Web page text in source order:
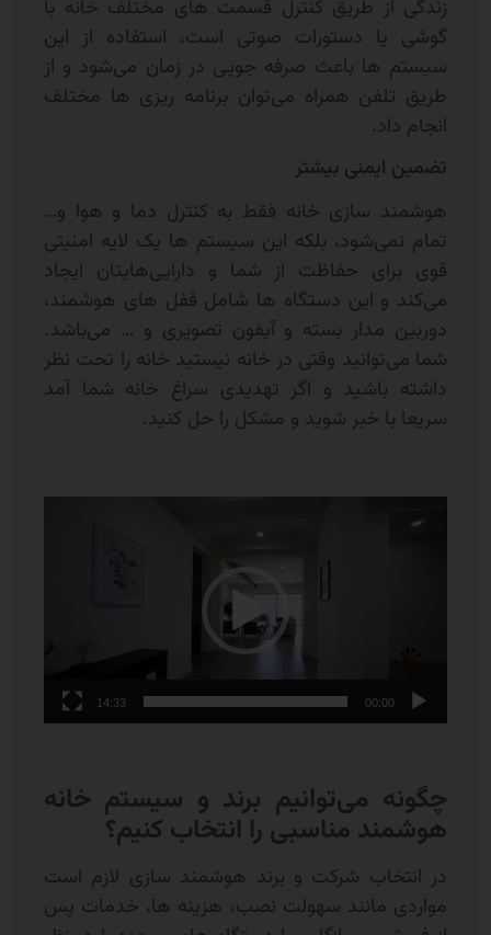
زندگی از طریق کنترل قسمت های مختلف خانه با
گوشی یا دستورات صوتی است، استفاده از این
سیستم ها باعث صرفه جویی در زمان می‌شود و از
طریق تلفن همراه می‌توان برنامه ریزی ها مختلف
انجام داد.
تضمین ایمنی بیشتر
هوشمند سازی خانه فقط به کنترل دما و هوا و…
تمام نمی‌شود، بلکه این سیستم ها یک لایه امنیتی
قوی برای حفاظت از شما و دارایی‌هایتان ایجاد
می‌کند و این دستگاه ها شامل قفل های هوشمند،
دوربین مدار بسته و آیفون تصویری و … می‌باشد.
شما می‌توانید وقتی در خانه نیستید خانه را تحت نظر
داشته باشید و اگر تهدیدی سراغ خانه شما آمد
سریعا با خبر شوید و مشکل را حل کنید.
00:00
14:33
چگونه می‌توانیم برند و سیستم خانه
هوشمند مناسبی را انتخاب کنیم؟
در انتخاب شرکت و برند هوشمند سازی لازم است
مواردی مانند سهولت نصب، هزینه ها، خدمات پس